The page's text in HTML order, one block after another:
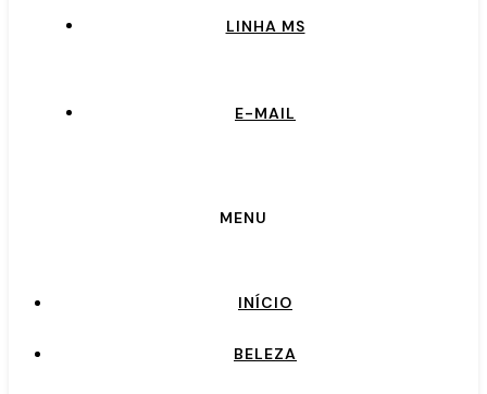
LINHA MS
E-MAIL
MENU
INÍCIO
BELEZA